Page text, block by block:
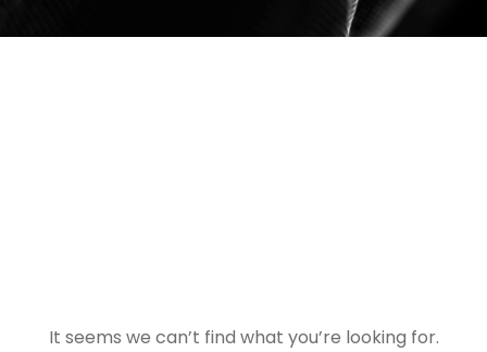
It seems we can’t find what you’re looking for.